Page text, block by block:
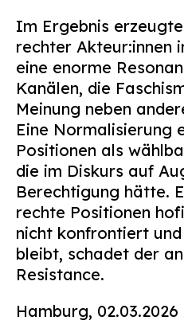
Im Ergebnis
rechter Akteur:innen
eine enorme
Kanälen, die
Meinung neben
Eine Normalisierung
Positionen als
die im Diskurs auf
Berechtigung hätte.
rechte Positionen
nicht konfrontiert
bleibt, schadet der
Resistance.
Hamburg, 02.03.2026